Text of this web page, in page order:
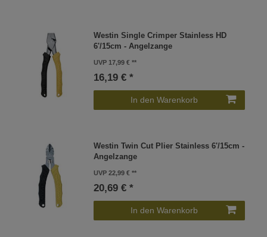
Westin Single Crimper Stainless HD
6'/15cm - Angelzange
UVP 17,99 €
16,19 € *
In den Warenkorb
Westin Twin Cut Plier Stainless 6'/15cm -
Angelzange
UVP 22,99 €
20,69 € *
In den Warenkorb